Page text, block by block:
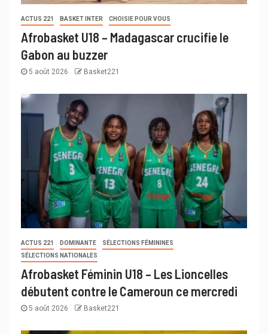
ACTUS 221 BASKET INTER CHOISIE POUR VOUS
Afrobasket U18 – Madagascar crucifie le
Gabon au buzzer
5 août 2026 Basket221
ACTUS 221 DOMINANTE
SÉLECTIONS FÉMININES
SÉLECTIONS NATIONALES
Afrobasket Féminin U18 – Les Lioncelles
débutent contre le Cameroun ce mercredi
5 août 2026 Basket221